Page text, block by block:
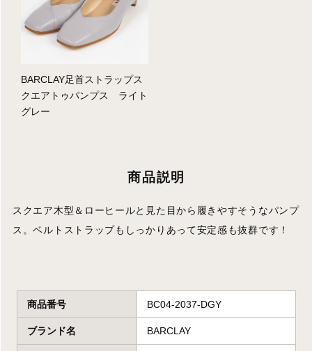
BARCLAY足首ストラップス
クエアトゥパンプス ライト
グレー
商品説明
スクエア木型＆ローヒールと見た目から履きやすそうなパンプ
ス。ベルトストラップもしっかりあって安定感も抜群です！
商品番号 BC04-2037-DGY
ブランド名 BARCLAY